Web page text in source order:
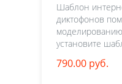
Шаблон
диктофонов
установите
790.00 руб.